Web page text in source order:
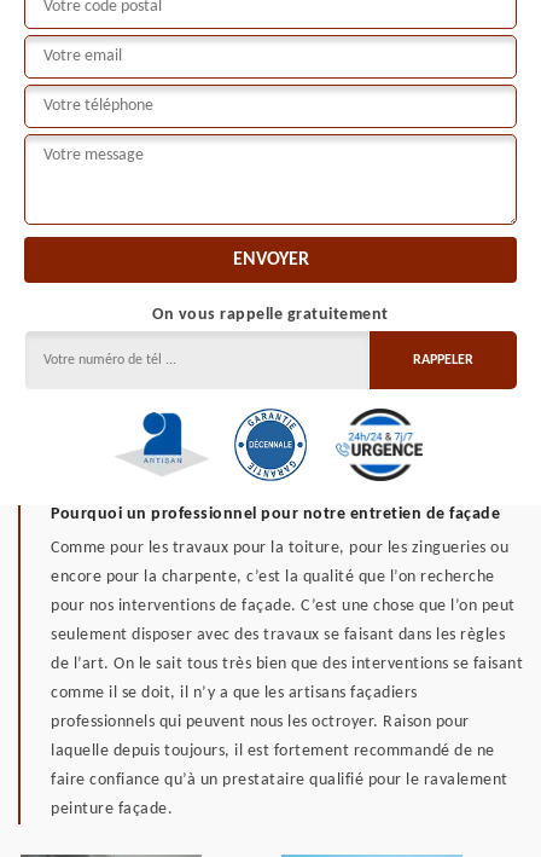
On vous rappelle gratuitement
Pourquoi un professionnel pour notre entretien de façade
Comme pour les travaux pour la toiture, pour les zingueries ou
encore pour la charpente, c’est la qualité que l’on recherche
pour nos interventions de façade. C’est une chose que l’on peut
seulement disposer avec des travaux se faisant dans les règles
de l’art. On le sait tous très bien que des interventions se faisant
comme il se doit, il n’y a que les artisans façadiers
professionnels qui peuvent nous les octroyer. Raison pour
laquelle depuis toujours, il est fortement recommandé de ne
faire confiance qu’à un prestataire qualifié pour le ravalement
peinture façade.